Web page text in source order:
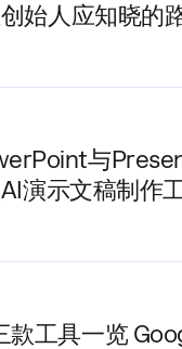
始人应知晓的
与
演示文稿制作
款工具一览